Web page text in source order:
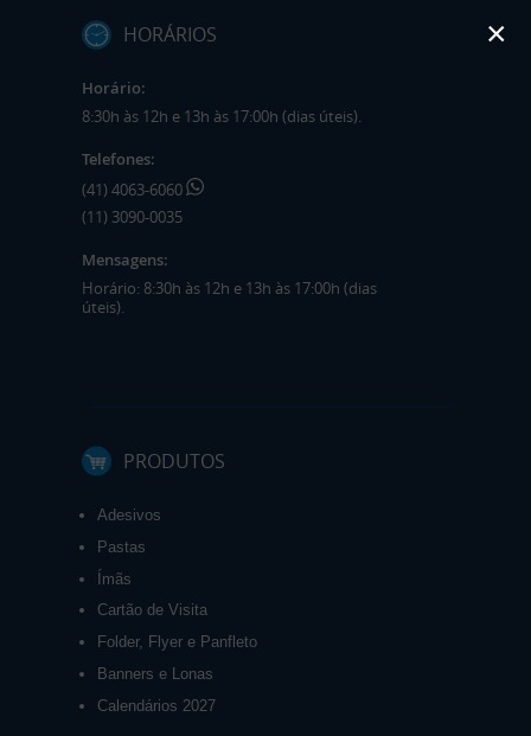
HORÁRIOS
Horário:
8:30h às 12h e 13h às 17:00h (dias úteis).
Telefones:
(41) 4063-6060
(11) 3090-0035
Mensagens:
Horário: 8:30h às 12h e 13h às 17:00h (dias
úteis).
PRODUTOS
Adesivos
Pastas
Ímãs
Cartão de Visita
Folder, Flyer e Panfleto
Banners e Lonas
Calendários 2027
×